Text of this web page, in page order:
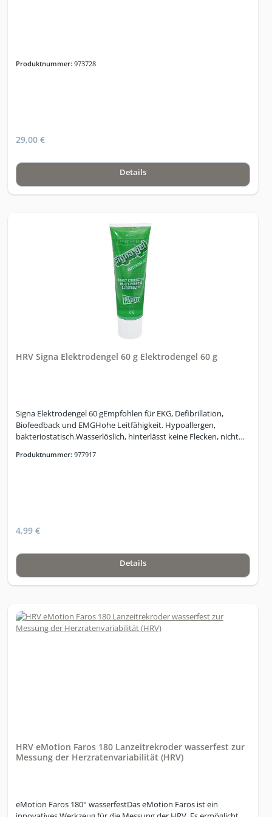
Produktnummer: 973728
29,00 €
Details
HRV Signa Elektrodengel 60 g Elektrodengel 60 g
Signa Elektrodengel 60 gEmpfohlen für EKG, Defibrillation,
Biofeedback und EMGHohe Leitfähigkeit. Hypoallergen,
bakteriostatisch.Wasserlöslich, hinterlässt keine Flecken, nicht
Produktnummer: 977917
4,99 €
Details
HRV eMotion Faros 180 Lanzeitrekroder wasserfest zur
Messung der Herzratenvariabilität (HRV)
eMotion Faros 180° wasserfestDas eMotion Faros ist ein